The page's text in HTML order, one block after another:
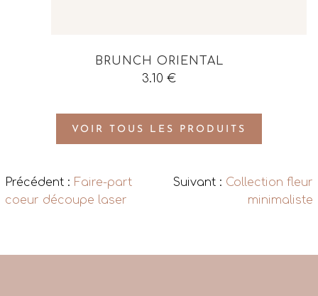
BRUNCH ORIENTAL
3.10 €
VOIR TOUS LES PRODUITS
Précédent : Faire-part
coeur découpe laser
Suivant : Collection fleur
minimaliste